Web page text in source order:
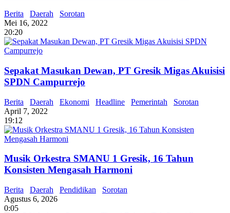
Berita Daerah
Sorotan
Mei 16, 2022
20:20
Sepakat Masukan Dewan, PT Gresik Migas Akuisisi
SPDN Campurrejo
Berita Daerah Ekonomi Headline Pemerintah
Sorotan
April 7, 2022
19:12
Musik Orkestra SMANU 1 Gresik, 16 Tahun
Konsisten Mengasah Harmoni
Berita Daerah Pendidikan
Sorotan
Agustus 6, 2026
0:05